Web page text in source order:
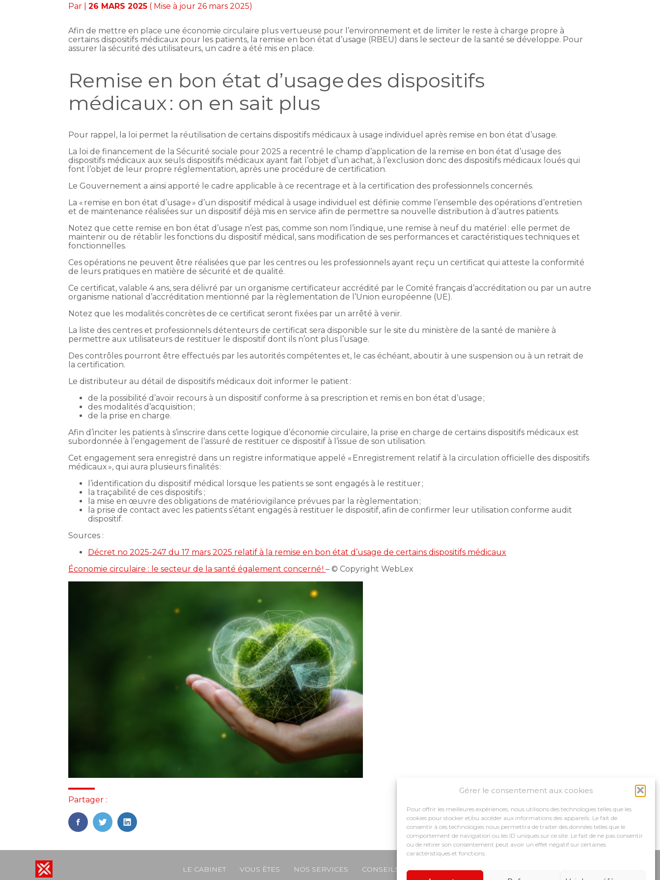
Gérer le consentement aux cookies
Pour offrir les meilleures expériences, nous utilisons des technologies telles que les
cookies pour stocker et/ou accéder aux informations des appareils. Le fait de
consentir à ces technologies nous permettra de traiter des données telles que le
comportement de navigation ou les ID uniques sur ce site. Le fait de ne pas consentir
ou de retirer son consentement peut avoir un effet négatif sur certaines
caractéristiques et fonctions.
Par |26 MARS 2025 ( Mise à jour 26 mars 2025)
Afin de mettre en place une économie circulaire plus vertueuse pour l’environnement et de limiter le reste à charge propre à
certains dispositifs médicaux pour les patients, la remise en bon état d’usage (RBEU) dans le secteur de la santé se développe. Pour
assurer la sécurité des utilisateurs, un cadre a été mis en place.
Remise en bon état d’usage des dispositifs
médicaux : on en sait plus
Pour rappel, la loi permet la réutilisation de certains dispositifs médicaux à usage individuel après remise en bon état d’usage.
La loi de financement de la Sécurité sociale pour 2025 a recentré le champ d’application de la remise en bon état d’usage des
dispositifs médicaux aux seuls dispositifs médicaux ayant fait l’objet d’un achat, à l’exclusion donc des dispositifs médicaux loués qui
font l’objet de leur propre réglementation, après une procédure de certification.
Le Gouvernement a ainsi apporté le cadre applicable à ce recentrage et à la certification des professionnels concernés.
La « remise en bon état d’usage » d’un dispositif médical à usage individuel est définie comme l’ensemble des opérations d’entretien
et de maintenance réalisées sur un dispositif déjà mis en service afin de permettre sa nouvelle distribution à d’autres patients.
Notez que cette remise en bon état d’usage n’est pas, comme son nom l’indique, une remise à neuf du matériel : elle permet de
maintenir ou de rétablir les fonctions du dispositif médical, sans modification de ses performances et caractéristiques techniques et
fonctionnelles.
Ces opérations ne peuvent être réalisées que par les centres ou les professionnels ayant reçu un certificat qui atteste la conformité
de leurs pratiques en matière de sécurité et de qualité.
Ce certificat, valable 4 ans, sera délivré par un organisme certificateur accrédité par le Comité français d’accréditation ou par un autre
organisme national d’accréditation mentionné par la règlementation de l’Union européenne (UE).
Notez que les modalités concrètes de ce certificat seront fixées par un arrêté à venir.
La liste des centres et professionnels détenteurs de certificat sera disponible sur le site du ministère de la santé de manière à
permettre aux utilisateurs de restituer le dispositif dont ils n’ont plus l’usage.
Des contrôles pourront être effectués par les autorités compétentes et, le cas échéant, aboutir à une suspension ou à un retrait de
la certification.
Le distributeur au détail de dispositifs médicaux doit informer le patient :
de la possibilité d’avoir recours à un dispositif conforme à sa prescription et remis en bon état d’usage ;
des modalités d’acquisition ;
de la prise en charge.
Afin d’inciter les patients à s’inscrire dans cette logique d’économie circulaire, la prise en charge de certains dispositifs médicaux est
subordonnée à l’engagement de l’assuré de restituer ce dispositif à l’issue de son utilisation.
Cet engagement sera enregistré dans un registre informatique appelé « Enregistrement relatif à la circulation officielle des dispositifs
médicaux », qui aura plusieurs finalités :
l’identification du dispositif médical lorsque les patients se sont engagés à le restituer ;
la traçabilité de ces dispositifs ;
la mise en œuvre des obligations de matériovigilance prévues par la règlementation ;
la prise de contact avec les patients s’étant engagés à restituer le dispositif, afin de confirmer leur utilisation conforme audit
dispositif.
Sources :
Décret no 2025-247 du 17 mars 2025 relatif à la remise en bon état d’usage de certains dispositifs médicaux
Économie circulaire : le secteur de la santé également concerné !– © Copyright WebLex
Partager :
FaceBook
TwitterLinkedIn
Footer
LE CABINET VOUS ÊTES NOS SERVICES CONSEILS ET ACCOMPAGNEMENTS